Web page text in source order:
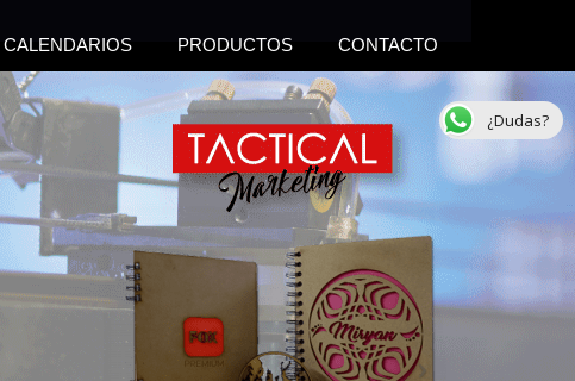
CALENDARIOS PRODUCTOS CONTACTO
¿Dudas?